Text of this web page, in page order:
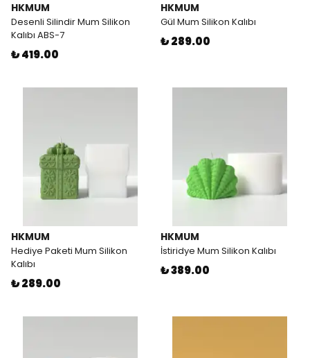
HKMUM
Desenli Silindir Mum Silikon
Kalıbı ABS-7
₺ 419.00
HKMUM
Gül Mum Silikon Kalıbı
₺ 289.00
HKMUM
Hediye Paketi Mum Silikon
Kalıbı
₺ 289.00
HKMUM
İstiridye Mum Silikon Kalıbı
₺ 389.00